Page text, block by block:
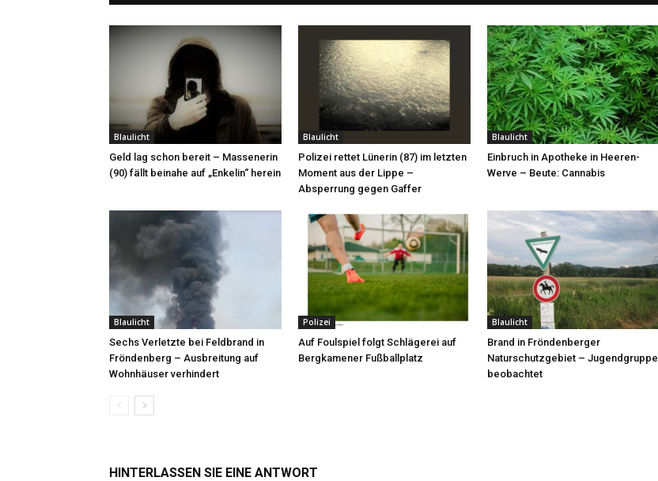
Blaulicht
Geld lag schon bereit – Massenerin
(90) fällt beinahe auf „Enkelin“ herein
Blaulicht
Polizei rettet Lünerin (87) im letzten
Moment aus der Lippe –
Absperrung gegen Gaffer
Blaulicht
Einbruch in Apotheke in Heeren-
Werve – Beute: Cannabis
Blaulicht
Sechs Verletzte bei Feldbrand in
Fröndenberg – Ausbreitung auf
Wohnhäuser verhindert
Polizei
Auf Foulspiel folgt Schlägerei auf
Bergkamener Fußballplatz
Blaulicht
Brand in Fröndenberger
Naturschutzgebiet – Jugendgruppe
beobachtet
HINTERLASSEN SIE EINE ANTWORT